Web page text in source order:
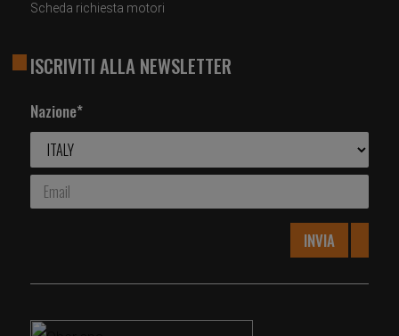
Scheda richiesta motori
ISCRIVITI ALLA NEWSLETTER
Nazione*
INVIA